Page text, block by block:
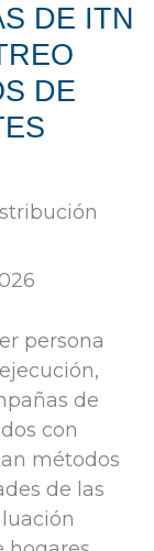
DE ITN
DE
persona
de
con
métodos
de las